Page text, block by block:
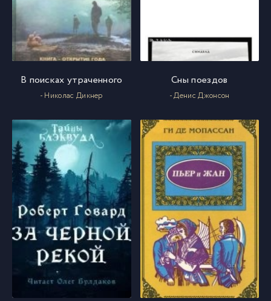
В поисках утраченного
- Николас Дикнер
Сны поездов
- Денис Джонсон